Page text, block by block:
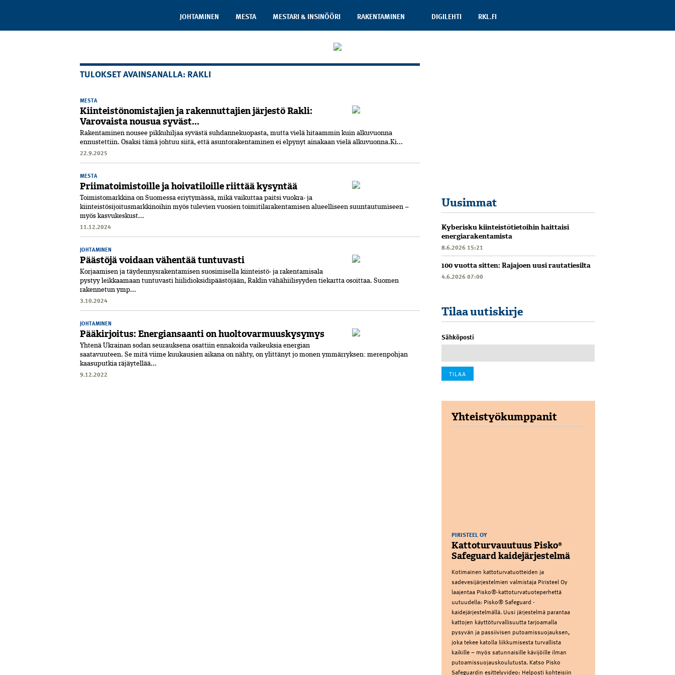
JOHTAMINEN MESTA MESTARI & INSINÖÖRI RAKENTAMINEN DIGILEHTI RKL.FI
TULOKSET AVAINSANALLA: RAKLI
MESTA
Kiinteistönomistajien ja rakennuttajien järjestö Rakli:
Varovaista nousua syväst...
Rakentaminen nousee pikkuhiljaa syvästä suhdannekuopasta, mutta vielä­ hitaammin kuin alkuvuonna
ennustettiin. Osaksi tämä johtuu siitä, että asuntorakentaminen ei elpynyt ainakaan vielä alkuvuonna.Ki...
22.9.2025
MESTA
Priimatoimistoille ja hoivatiloille riittää kysyntää
Toimistomarkkina on Suo­mes­sa eriytymässä, mikä vaikuttaa paitsi vuokra- ja
kiinteistösijoitusmarkkinoihin myös tulevien vuosien toimitilarakentamisen alueelliseen suuntautumiseen –
myös kasvukeskust...
11.12.2024
JOHTAMINEN
Päästöjä voidaan vähentää tuntuvasti
Korjaamisen ja täydennys­­rakentamisen suosimisella kiinteistö- ja rakentamisala
pystyy leikkaamaan tuntuvasti hiilidioksidipäästöjään, Raklin vähähiilisyyden tiekartta osoittaa. Suomen
rakennetun ymp...
3.10.2024
JOHTAMINEN
Pääkirjoitus: Energiansaanti on huoltovarmuuskysymys
Yhtenä Ukrainan sodan seurauksena osattiin ennakoida vaikeuk­sia energian
saatavuuteen. Se mitä viime kuukausien aikana on nähty, on ylittänyt jo monen ymmärryksen: merenpohjan
kaasuputkia räjäytellää...
9.12.2022
Uusimmat
Kyberisku kiinteistötietoihin haittaisi
energiarakentamista
8.6.2026 15:21
100 vuotta sitten: Rajajoen uusi rautatiesilta
4.6.2026 07:00
Tilaa uutiskirje
Sähköposti
Yhteistyökumppanit
PIRISTEEL OY
Kattoturvauutuus Pisko®
Safeguard kaidejärjestelmä
Kotimainen kattoturvatuotteiden ja
sadevesijärjestelmien valmistaja Piristeel Oy
laajentaa Pisko®-kattoturvatuoteperhettä
uutuudella: Pisko® Safeguard -
kaidejärjestelmällä. Uusi järjestelmä parantaa
kattojen käyttöturvallisuutta tarjoamalla
pysyvän ja passiivisen putoamissuojauksen,
joka tekee katolla liikkumisesta turvallista
kaikille – myös satunnaisille kävijöille ilman
putoamissuojauskoulutusta. Katso Pisko
Safeguardin esittelyvideo: Helposti kohteisiin